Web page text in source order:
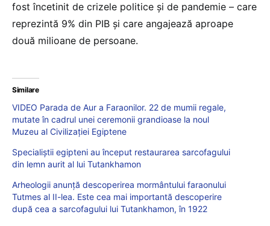
fost încetinit de crizele politice și de pandemie – care
reprezintă 9% din PIB și care angajează aproape
două milioane de persoane.
Similare
VIDEO Parada de Aur a Faraonilor. 22 de mumii regale,
mutate în cadrul unei ceremonii grandioase la noul
Muzeu al Civilizației Egiptene
Specialiștii egipteni au început restaurarea sarcofagului
din lemn aurit al lui Tutankhamon
Arheologii anunță descoperirea mormântului faraonului
Tutmes al II-lea. Este cea mai importantă descoperire
după cea a sarcofagului lui Tutankhamon, în 1922